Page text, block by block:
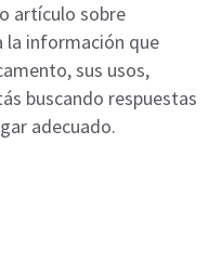
artículo sobre
la información que
sus usos,
buscando respuestas
adecuado.